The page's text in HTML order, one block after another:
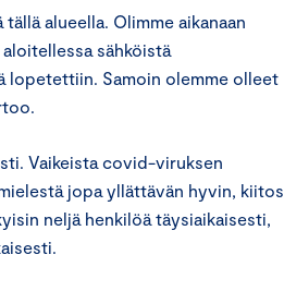
alueella. Olimme aikanaan
sähköistä
lopetettiin. Samoin olemme olleet
Vaikeista covid-viruksen
jopa yllättävän hyvin, kiitos
neljä henkilöä täysiaikaisesti,